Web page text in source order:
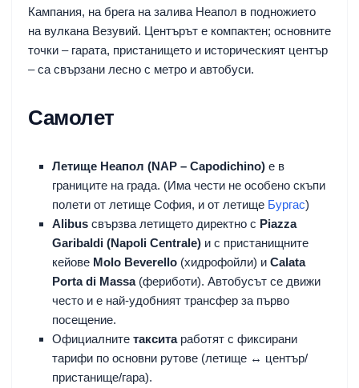
Кампания, на брега на залива Неапол в подножието
на вулкана Везувий. Центърът е компактен; основните
точки – гарата, пристанището и историческият център
– са свързани лесно с метро и автобуси.
Самолет
Летище Неапол (NAP – Capodichino) е в
границите на града. (Има чести не особено скъпи
полети от летище София, и от летище Бургас)
Alibus свързва летището директно с Piazza
Garibaldi (Napoli Centrale) и с пристанищните
кейове Molo Beverello (хидрофойли) и Calata
Porta di Massa(фериботи). Автобусът се движи
често и е най-удобният трансфер за първо
посещение.
Официалните такситаработят с фиксирани
тарифи по основни рутове (летище ↔ център/
пристанище/гара).